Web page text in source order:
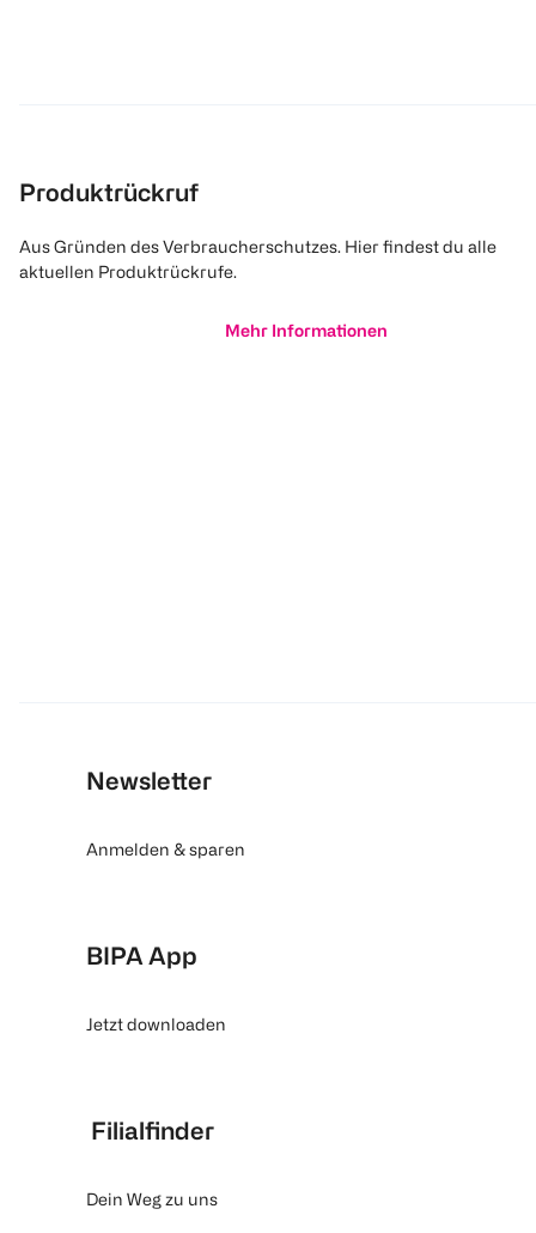
Produktrückruf
Aus Gründen des Verbraucherschutzes. Hier findest du alle
aktuellen Produktrückrufe.
Mehr Informationen
Newsletter
Anmelden & sparen
BIPA App
Jetzt downloaden
Filialfinder
Dein Weg zu uns